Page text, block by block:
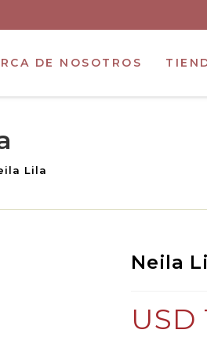
DE NOSOTROS
Lila
Neila
USD